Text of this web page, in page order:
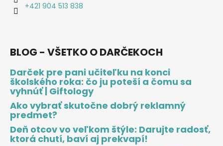
+421 904 513 838
BLOG - VŠETKO O DARČEKOCH
Darček pre pani učiteľku na konci
školského roka: čo ju poteší a čomu sa
vyhnúť | Giftology
Ako vybrať skutočne dobrý reklamný
predmet?
Deň otcov vo veľkom štýle: Darujte radosť,
ktorá chutí, baví aj prekvapí!